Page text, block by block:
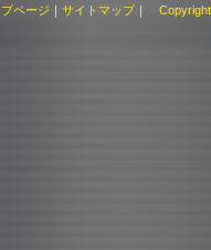
ページ ｜ サイトマップ｜ Copyright